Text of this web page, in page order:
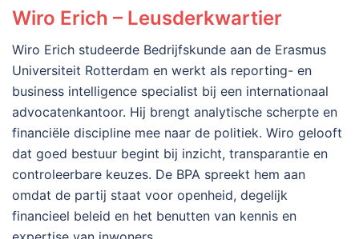
Wiro Erich – Leusderkwartier
Wiro Erich studeerde Bedrijfskunde aan de Erasmus
Universiteit Rotterdam en werkt als reporting- en
business intelligence specialist bij een internationaal
advocatenkantoor. Hij brengt analytische scherpte en
financiële discipline mee naar de politiek. Wiro gelooft
dat goed bestuur begint bij inzicht, transparantie en
controleerbare keuzes. De BPA spreekt hem aan
omdat de partij staat voor openheid, degelijk
financieel beleid en het benutten van kennis en